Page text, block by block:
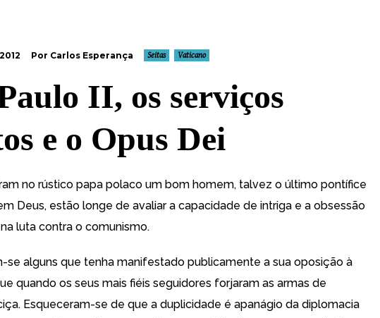
Por Carlos Esperança Seitas Vaticano
II, os serviços
e o Opus Dei
no rústico papa polaco um bom homem, talvez o último pontífice
Deus, estão longe de avaliar a capacidade de intriga e a obsessão
luta contra o comunismo.
se alguns que tenha manifestado publicamente a sua oposição à
quando os seus mais fiéis seguidores forjaram as armas de
Esqueceram-se de que a duplicidade é apanágio da diplomacia